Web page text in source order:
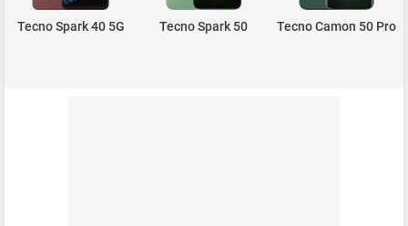
Tecno Spark 40 5G Tecno Spark 50 Tecno Camon 50 Pro